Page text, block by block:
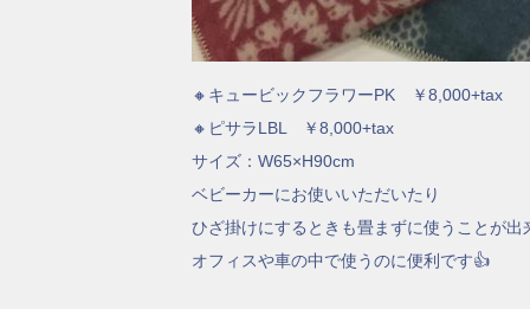
🔸キュービックフラワーPK ￥8,000+tax
🔸ピサラLBL ￥8,000+tax
サイズ：W65×H90cm
ベビーカーにお使いいただいたり
ひざ掛けにするときも畳まずに使うことが出
オフィスや車の中で使うのに便利です👍